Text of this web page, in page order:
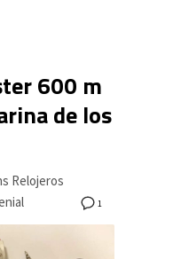
600 m
de los
1
Relojeros